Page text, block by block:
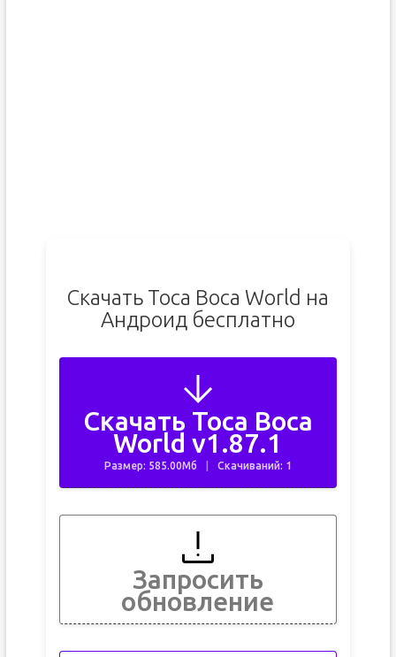
Скачать Toca Boca World на
Андроид бесплатно
Скачать Toca Boca
World v1.87.1
Размер: 585.00Мб Скачиваний: 1
Запросить
обновление